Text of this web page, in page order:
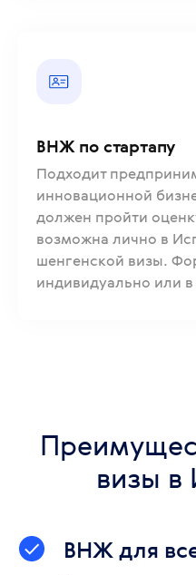
ВНЖ по стартапу
Подходит
инновационной
должен пройти
возможна лично в
шенгенской визы.
индивидуально или
визы
ВНЖ для